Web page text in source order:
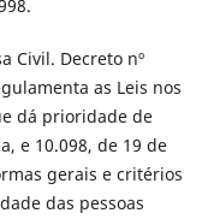
Civil. Decreto nº
as Leis nos
dá prioridade de
e 10.098, de 19 de
gerais e critérios
das pessoas